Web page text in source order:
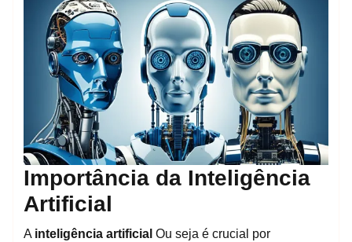
Importância da Inteligência
Artificial
A inteligência artificial Ou seja é crucial por